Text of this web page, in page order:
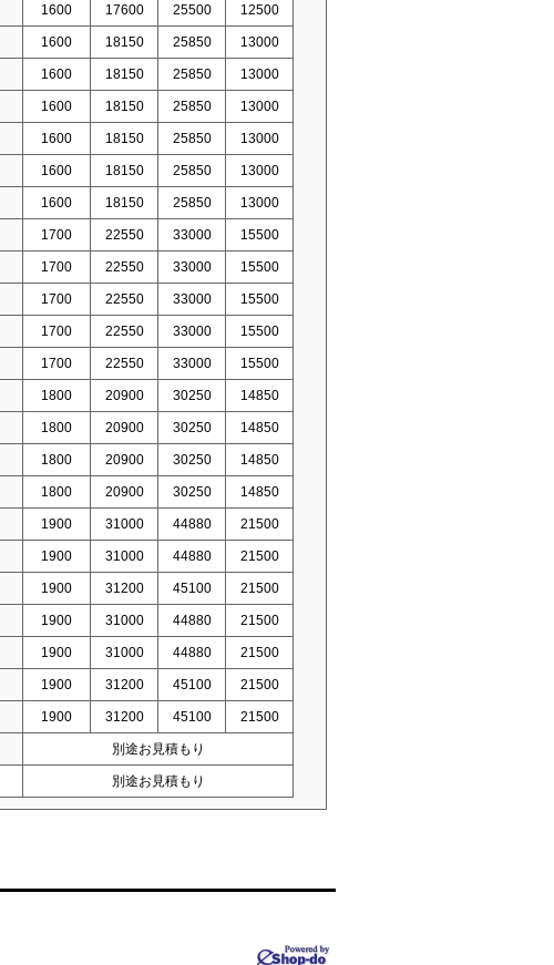
1600 17600 25500 12500
1600 18150 25850 13000
1600 18150 25850 13000
1600 18150 25850 13000
1600 18150 25850 13000
1600 18150 25850 13000
1600 18150 25850 13000
1700 22550 33000 15500
1700 22550 33000 15500
1700 22550 33000 15500
1700 22550 33000 15500
1700 22550 33000 15500
1800 20900 30250 14850
1800 20900 30250 14850
1800 20900 30250 14850
1800 20900 30250 14850
1900 31000 44880 21500
1900 31000 44880 21500
1900 31200 45100 21500
1900 31000 44880 21500
1900 31000 44880 21500
1900 31200 45100 21500
1900 31200 45100 21500
別途お見積もり
別途お見積もり